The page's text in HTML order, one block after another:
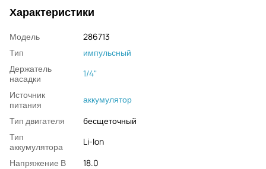
Характеристики
Модель
286713
Тип
импульсный
Держатель
насадки
1/4"
Источник
питания
аккумулятор
Тип двигателя
бесщеточный
Тип
аккумулятора
Li-Ion
Напряжение В
18.0